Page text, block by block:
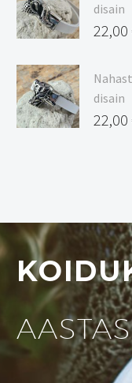
disain
22,00
disain
22,00